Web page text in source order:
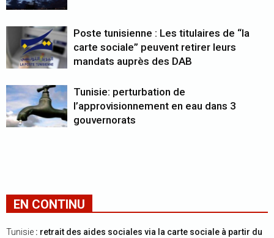
Poste tunisienne : Les titulaires de “la
carte sociale” peuvent retirer leurs
mandats auprès des DAB
Tunisie: perturbation de
l’approvisionnement en eau dans 3
gouvernorats
EN CONTINU
Tunisie : retrait des aides sociales via la carte sociale à partir du